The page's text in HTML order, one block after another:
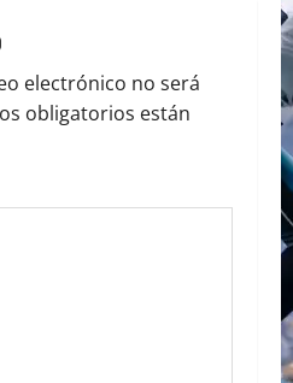
electrónico no será
obligatorios están